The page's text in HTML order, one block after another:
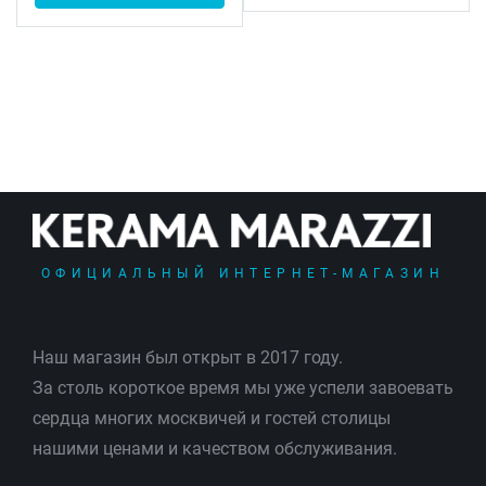
ОФИЦИАЛЬНЫЙ ИНТЕРНЕТ-МАГАЗИН
Наш магазин был открыт в 2017 году.
За столь короткое время мы уже успели завоевать
сердца многих москвичей и гостей столицы
нашими ценами и качеством обслуживания.